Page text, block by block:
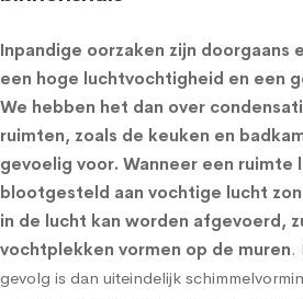
Inpandige oorzaken zijn doorgaans
een hoge luchtvochtigheid en een
We hebben het dan over
ruimten, zoals de keuken en
gevoelig voor. Wanneer een ruimte
blootgesteld aan vochtige lucht
in de lucht kan worden afgevoerd,
vochtplekken vormen op de muren.
gevolg is dan uiteindelijk